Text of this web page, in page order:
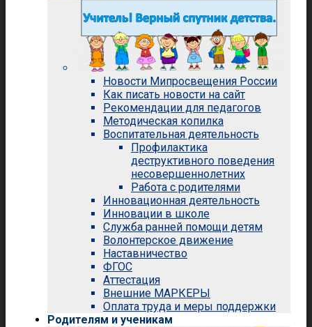
Новости Мипросвещения России
Как писать новости на сайт
Рекомендации для педагогов
Методическая копилка
Воспитательная деятельность
Профилактика
деструктивного поведения
несовершеннолетних
Работа с родителями
Инновационная деятельность
Инновации в школе
Служба ранней помощи детям
Волонтерское движение
Наставничество
ФГОС
Аттестация
Внешние МАРКЕРЫ
Оплата труда и меры поддержки
Родителям и ученикам